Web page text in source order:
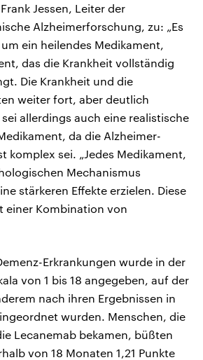
Jessen, Leiter der
Alzheimerforschung, zu: „Es
ein heilendes Medikament,
das die Krankheit vollständig
Die Krankheit und die
weiter fort, aber deutlich
allerdings auch eine realistische
da die Alzheimer-
komplex sei. „Jedes Medikament,
Mechanismus
stärkeren Effekte erzielen. Diese
einer Kombination von
Erkrankungen wurde in der
von 1 bis 18 angegeben, auf der
nach ihren Ergebnissen in
wurden. Menschen, die
Lecanemab bekamen, büßten
von 18 Monaten 1,21 Punkte